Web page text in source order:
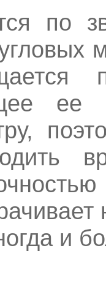
по
и